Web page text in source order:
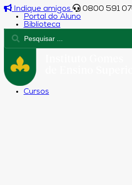
Indique amigos
0800 591
Portal do Aluno
Biblioteca
Cursos